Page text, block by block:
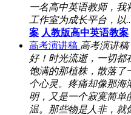
一名高中英语教师，我
工作室为成长平台，以
案 人教版高中英语教案
高考演讲稿 高考演讲
好！时光流逝，一切都
饱满的那植株，散落了
个心灵。疼痛却像那海
明，又是一个寂寞简单
温。那些物是人非，就